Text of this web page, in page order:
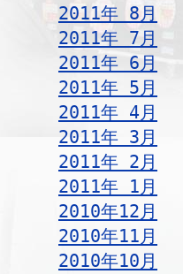
2011年 8月
2011年 7月
2011年 6月
2011年 5月
2011年 4月
2011年 3月
2011年 2月
2011年 1月
2010年12月
2010年11月
2010年10月